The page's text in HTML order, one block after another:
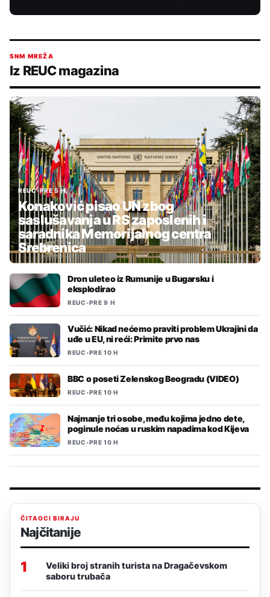
SNM MREŽA
Iz REUC magazina
REUC•PRE 5 H
Konaković pisao UN zbog
saslušavanja u RS zaposlenih i
saradnika Memorijalnog centra
Srebrenica
Dron uleteo iz Rumunije u Bugarsku i
eksplodirao
REUC•PRE 9 H
Vučić: Nikad nećemo praviti problem Ukrajini da
uđe u EU, ni reći: Primite prvo nas
REUC•PRE 10 H
BBC o poseti Zelenskog Beogradu (VIDEO)
REUC•PRE 10 H
Najmanje tri osobe, među kojima jedno dete,
poginule noćas u ruskim napadima kod Kijeva
REUC•PRE 10 H
ČITAOCI BIRAJU
Najčitanije
1
Veliki broj stranih turista na Dragačevskom
saboru trubača